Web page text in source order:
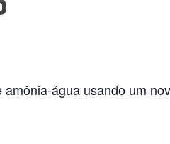
água usando um